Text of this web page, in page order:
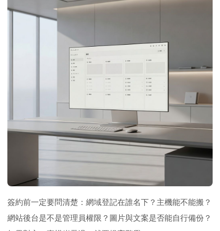
簽約前一定要問清楚：網域登記在誰名下？主機能不能搬？
網站後台是不是管理員權限？圖片與文案是否能自行備份？